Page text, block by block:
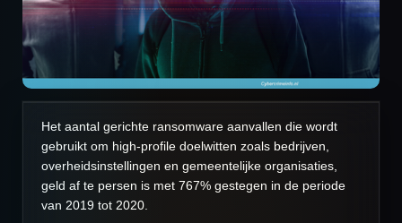
Het aantal gerichte ransomware aanvallen die wordt
gebruikt om high-profile doelwitten zoals bedrijven,
overheidsinstellingen en gemeentelijke organisaties,
geld af te persen is met 767% gestegen in de periode
van 2019 tot 2020.